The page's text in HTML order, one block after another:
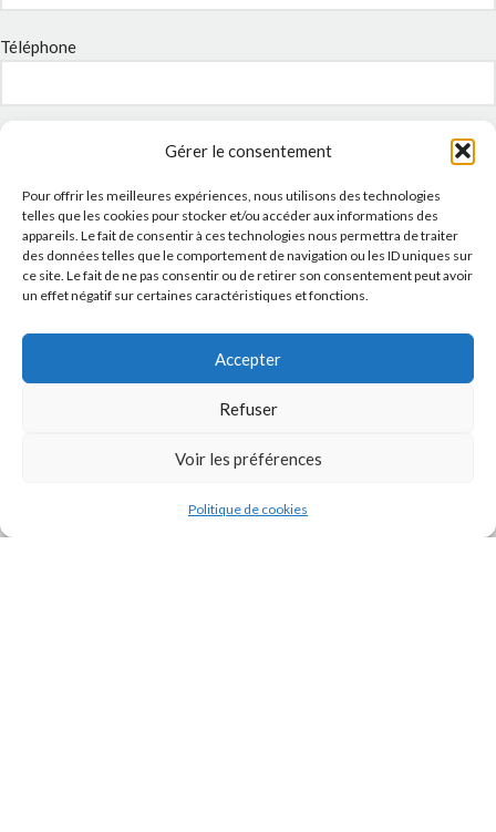
Gérer le consentement
Pour offrir les meilleures expériences, nous utilisons des technologies
telles que les cookies pour stocker et/ou accéder aux informations des
appareils. Le fait de consentir à ces technologies nous permettra de traiter
des données telles que le comportement de navigation ou les ID uniques sur
ce site. Le fait de ne pas consentir ou de retirer son consentement peut avoir
un effet négatif sur certaines caractéristiques et fonctions.
Accepter
Refuser
Voir les préférences
Politique de cookies
Téléphone
Message